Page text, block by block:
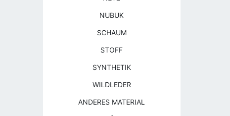
NUBUK
SCHAUM
STOFF
SYNTHETIK
WILDLEDER
ANDERES MATERIAL